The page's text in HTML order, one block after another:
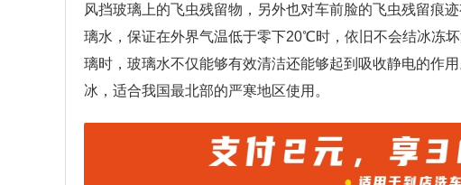
风挡玻璃上的飞虫残留物，另外也对车前脸的飞虫残留痕
璃水，保证在外界气温低于零下20℃时，依旧不会结冰冻
璃时，玻璃水不仅能够有效清洁还能够起到吸收静电的作
冰，适合我国最北部的严寒地区使用。